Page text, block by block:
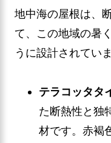
地中海の屋根は、
て、この地域の暑
うに設計されていま
テラコッタタ
た断熱性と独
材です。赤褐